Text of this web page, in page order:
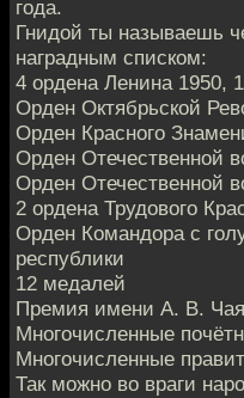
года.
Гнидой ты называешь
наградным списком:
4 ордена Ленина 1950,
Орден Октябрьской
Орден Красного
Орден Отечественной
Орден Отечественной
2 ордена Трудового
Орден Командора с
республики
12 медалей
Премия имени А. В.
Многочисленные
Многочисленные
Так можно во враги